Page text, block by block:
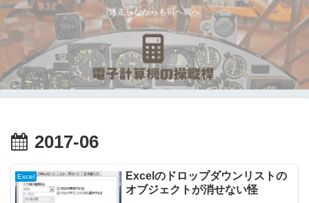
迷走しながらも前へ前へ
2017-06
Excel
Excelのドロップダウンリストの
オブジェクトが消せない怪